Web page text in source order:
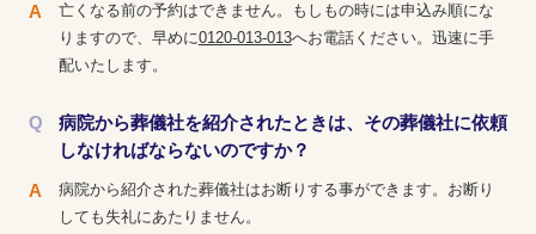
亡くなる前の予約はできません。もしもの時には申込み順にな
りますので、早めに0120-013-013へお電話ください。迅速に手
配いたします。
病院から葬儀社を紹介されたときは、その葬儀社に依頼
しなければならないのですか？
病院から紹介された葬儀社はお断りする事ができます。お断り
しても失礼にあたりません。